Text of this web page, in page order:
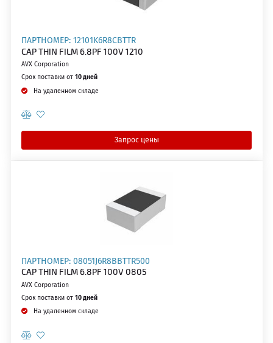
ПАРТНОМЕР: 12101K6R8CBTTR
CAP THIN FILM 6.8PF 100V 1210
AVX Corporation
Срок поставки от 10 дней
На удаленном складе
Запрос цены
ПАРТНОМЕР: 08051J6R8BBTTR500
CAP THIN FILM 6.8PF 100V 0805
AVX Corporation
Срок поставки от 10 дней
На удаленном складе